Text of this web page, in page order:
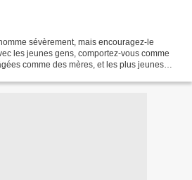
sévèrement, mais encouragez-le
les jeunes gens, comportez-vous comme
comme des mères, et les plus jeunes